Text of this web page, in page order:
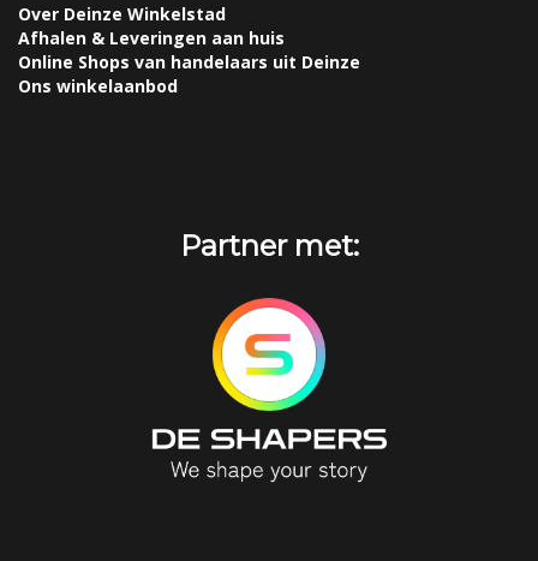
Over Deinze Winkelstad
Afhalen & Leveringen aan huis
Online Shops van handelaars uit Deinze
Ons winkelaanbod
Partner met: